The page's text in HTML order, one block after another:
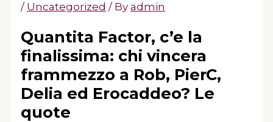
/ Uncategorized / Byadmin
Quantita Factor, c’e la
finalissima: chi vincera
frammezzo a Rob, PierC,
Delia ed Erocaddeo? Le
quote